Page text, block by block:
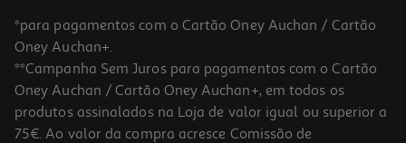
-10%
*para pagamentos com o Cartão Oney Auchan / Cartão
Oney Auchan+.
**Campanha Sem Juros para pagamentos com o Cartão
Oney Auchan / Cartão Oney Auchan+, em todos os
produtos assinalados na Loja de valor igual ou superior a
75€. Ao valor da compra acresce Comissão de